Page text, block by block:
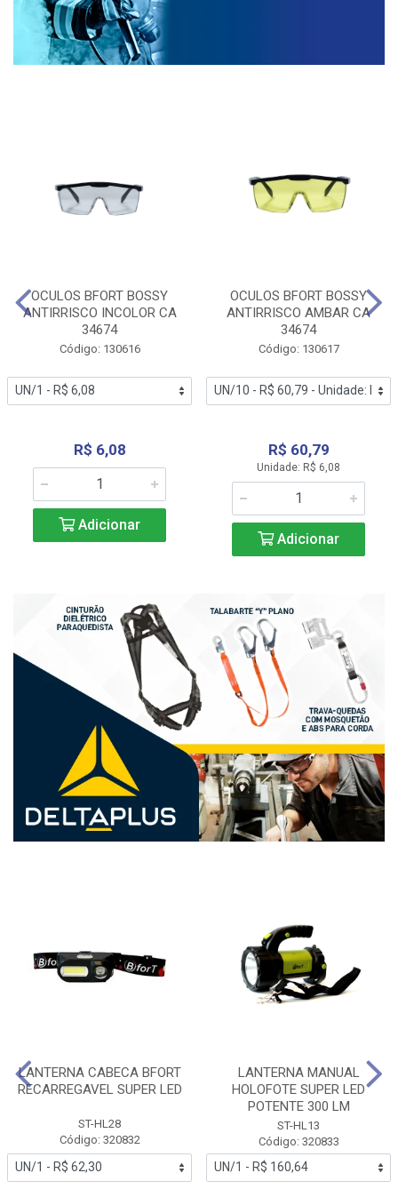
OCULOS BFORT BOSSY
ANTIRRISCO INCOLOR CA
34674
Código: 130616
R$ 6,08
Adicionar
OCULOS BFORT BOSSY
ANTIRRISCO AMBAR CA
34674
Código: 130617
R$ 60,79
Unidade: R$ 6,08
Adicionar
LANTERNA CABECA BFORT
RECARREGAVEL SUPER LED
ST-HL28
Código: 320832
LANTERNA MANUAL
HOLOFOTE SUPER LED
POTENTE 300 LM
ST-HL13
Código: 320833